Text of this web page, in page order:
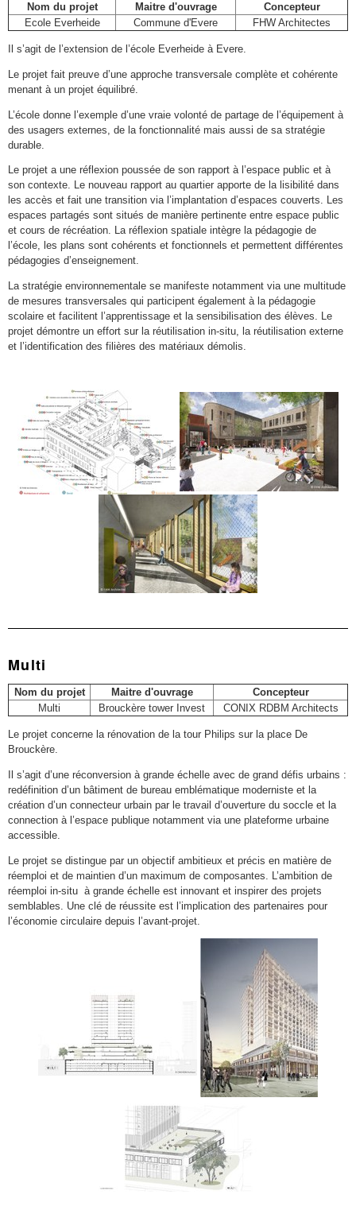
Nom du projet Maitre d'ouvrage
Concepteur
Ecole Everheide
Commune d'Evere FHW Architectes
Il s’agit de l’extension de l’école Everheide à Evere.
Le projet fait preuve d’une approche transversale complète et cohérente
menant à un projet équilibré.
L’école donne l’exemple d’une vraie volonté de partage de l’équipement à
des usagers externes, de la fonctionnalité mais aussi de sa stratégie
durable.
Le projet a une réflexion poussée de son rapport à l’espace public et à
son contexte. Le nouveau rapport au quartier apporte de la lisibilité dans
les accès et fait une transition via l’implantation d’espaces couverts. Les
espaces partagés sont situés de manière pertinente entre espace public
et cours de récréation. La réflexion spatiale intègre la pédagogie de
l’école, les plans sont cohérents et fonctionnels et permettent différentes
pédagogies d’enseignement.
La stratégie environnementale se manifeste notamment via une multitude
de mesures transversales qui participent également à la pédagogie
scolaire et facilitent l’apprentissage et la sensibilisation des élèves. Le
projet démontre un effort sur la réutilisation in-situ, la réutilisation externe
et l’identification des filières des matériaux démolis.
Multi
Nom du projet Maitre d'ouvrage
Concepteur
Multi
Brouckère tower Invest CONIX RDBM Architects
Le projet concerne la rénovation de la tour Philips sur la place De
Brouckère.
Il s’agit d’une réconversion à grande échelle avec de grand défis urbains :
redéfinition d’un bâtiment de bureau emblématique moderniste et la
création d’un connecteur urbain par le travail d’ouverture du soccle et la
connection à l’espace publique notamment via une plateforme urbaine
accessible.
Le projet se distingue par un objectif ambitieux et précis en matière de
réemploi et de maintien d’un maximum de composantes. L’ambition de
réemploi in-situ à grande échelle est innovant et inspirer des projets
semblables. Une clé de réussite est l’implication des partenaires pour
l’économie circulaire depuis l’avant-projet.